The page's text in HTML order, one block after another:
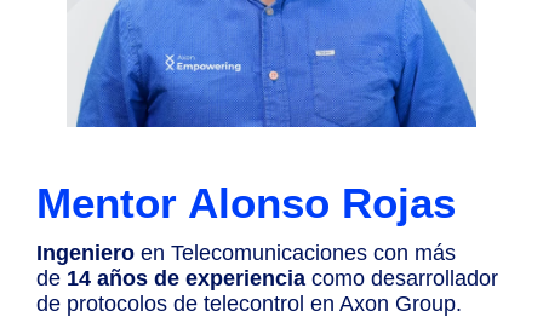
Mentor Alonso Rojas
Ingeniero en Telecomunicaciones con más
de 14 años de experiencia como desarrollador
de protocolos de telecontrol en Axon Group.